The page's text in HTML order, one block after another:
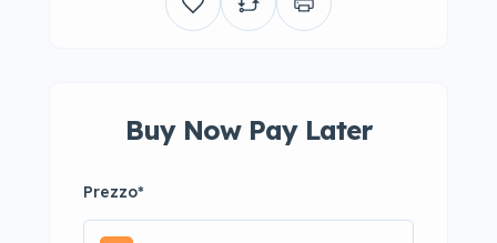
Buy Now Pay Later
Prezzo*